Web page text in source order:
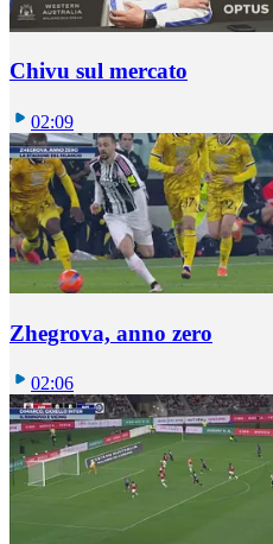
Chivu sul mercato
02:09
Zhegrova, anno zero
02:06